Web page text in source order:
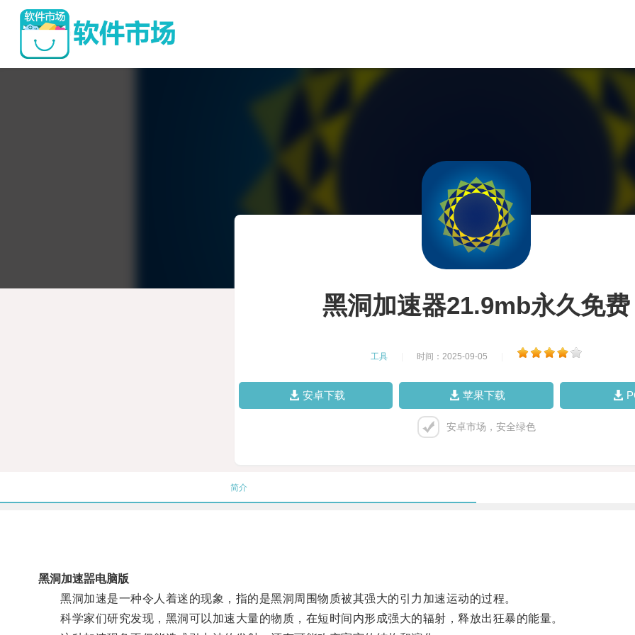
黑洞加速器21.9mb永久免费
工具 时间：2025-09-05
安卓下载 苹果下载
安卓市场，安全绿色
简介
黑洞加速噐电脑版
黑洞加速是一种令人着迷的现象，指的是黑洞周围物质被其强大的引力加速运动的过程。
科学家们研究发现，黑洞可以加速大量的物质，在短时间内形成强大的辐射，释放出狂暴的能量。